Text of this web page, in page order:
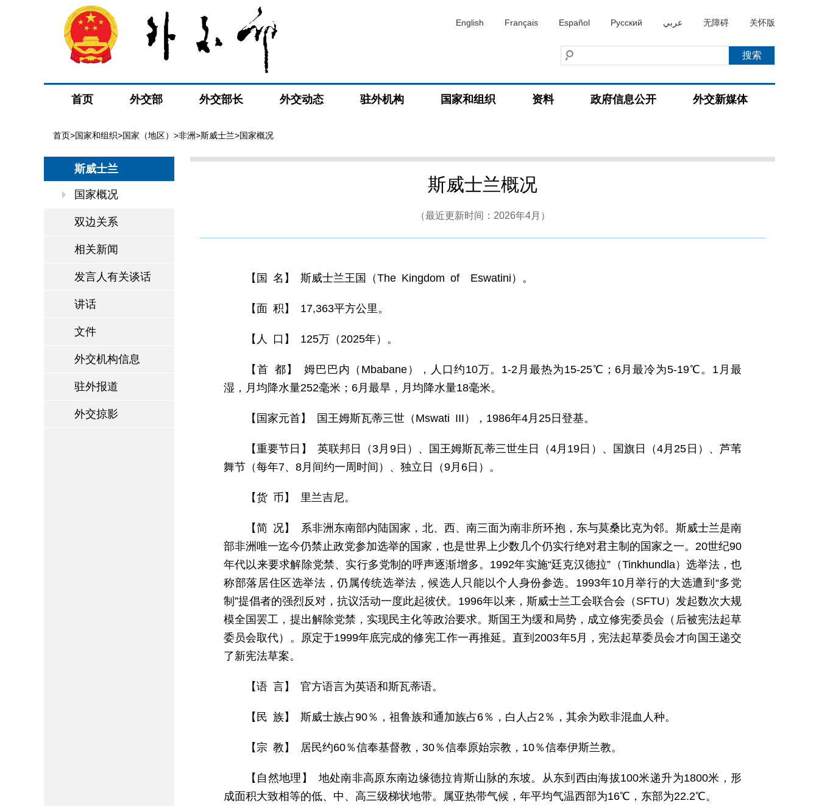
English Français Español Русский عربي 无障碍 关怀版
首页 外交部 外交部长 外交动态 驻外机构 国家和组织 资料 政府信息公开 外交新媒体
首页>国家和组织>国家（地区） >非洲>斯威士兰>国家概况
斯威士兰
国家概况
双边关系
相关新闻
发言人有关谈话
讲话
文件
外交机构信息
驻外报道
外交掠影
斯威士兰概况
（最近更新时间：2026年4月）
【国 名】 斯威士兰王国（The Kingdom of Eswatini）。
【面 积】 17,363平方公里。
【人 口】 125万（2025年）。
【首 都】 姆巴巴内（Mbabane），人口约10万。1-2月最热为15-25℃；6月最冷为5-19℃。1月最
湿，月均降水量252毫米；6月最旱，月均降水量18毫米。
【国家元首】 国王姆斯瓦蒂三世（Mswati III），1986年4月25日登基。
【重要节日】 英联邦日（3月9日）、国王姆斯瓦蒂三世生日（4月19日）、国旗日（4月25日）、芦苇
舞节（每年7、8月间约一周时间）、独立日（9月6日）。
【货 币】 里兰吉尼。
【简 况】 系非洲东南部内陆国家，北、西、南三面为南非所环抱，东与莫桑比克为邻。斯威士兰是南
部非洲唯一迄今仍禁止政党参加选举的国家，也是世界上少数几个仍实行绝对君主制的国家之一。20世纪90
年代以来要求解除党禁、实行多党制的呼声逐渐增多。1992年实施“廷克汉德拉”（Tinkhundla）选举法，也
称部落居住区选举法，仍属传统选举法，候选人只能以个人身份参选。1993年10月举行的大选遭到“多党
制”提倡者的强烈反对，抗议活动一度此起彼伏。1996年以来，斯威士兰工会联合会（SFTU）发起数次大规
模全国罢工，提出解除党禁，实现民主化等政治要求。斯国王为缓和局势，成立修宪委员会（后被宪法起草
委员会取代）。原定于1999年底完成的修宪工作一再推延。直到2003年5月，宪法起草委员会才向国王递交
了新宪法草案。
【语 言】 官方语言为英语和斯瓦蒂语。
【民 族】 斯威士族占90％，祖鲁族和通加族占6％，白人占2％，其余为欧非混血人种。
【宗 教】 居民约60％信奉基督教，30％信奉原始宗教，10％信奉伊斯兰教。
【自然地理】 地处南非高原东南边缘德拉肯斯山脉的东坡。从东到西由海拔100米递升为1800米，形
成面积大致相等的低、中、高三级梯状地带。属亚热带气候，年平均气温西部为16℃，东部为22.2℃。